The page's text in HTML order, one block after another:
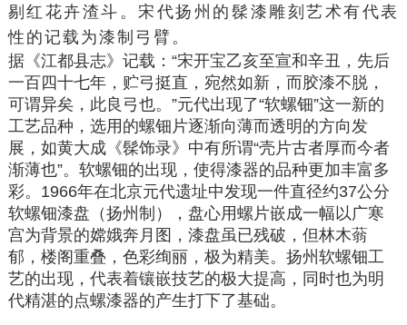
剔红花卉渣斗。宋代扬州的髹漆雕刻艺术有代表
性的记载为漆制弓臂。
据《江都县志》记载：“宋开宝乙亥至宣和辛丑，先后
一百四十七年，贮弓挺直，宛然如新，而胶漆不脱，
可谓异矣，此良弓也。”元代出现了“软螺钿”这一新的
工艺品种，选用的螺钿片逐渐向薄而透明的方向发
展，如黄大成《髹饰录》中有所谓“壳片古者厚而今者
渐薄也”。软螺钿的出现，使得漆器的品种更加丰富多
彩。1966年在北京元代遗址中发现一件直径约37公分
软螺钿漆盘（扬州制），盘心用螺片嵌成一幅以广寒
宫为背景的嫦娥奔月图，漆盘虽已残破，但林木蓊
郁，楼阁重叠，色彩绚丽，极为精美。扬州软螺钿工
艺的出现，代表着镶嵌技艺的极大提高，同时也为明
代精湛的点螺漆器的产生打下了基础。